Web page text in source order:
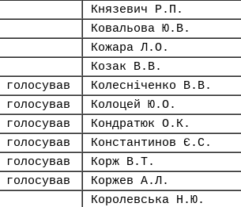
Князевич Р.П.
Ковальова Ю.В.
Кожара Л.О.
Козак В.В.
голосував Колесніченко В.В.
голосував Колоцей Ю.О.
голосував Кондратюк О.К.
голосував Константинов Є.С.
голосував Корж В.Т.
голосував Коржев А.Л.
Королевська Н.Ю.